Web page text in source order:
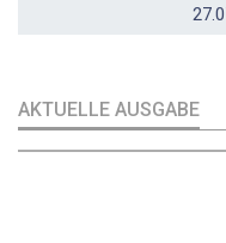
AKTUELLE AUSGABE